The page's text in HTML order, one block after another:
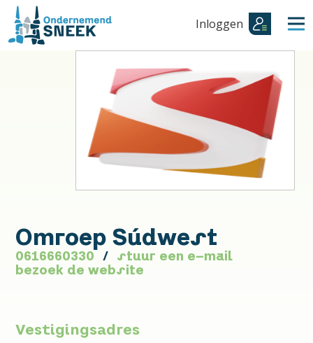
Inloggen
Omroep Súdwest
0616660330
stuur een e-mail
bezoek de website
Vestigingsadres